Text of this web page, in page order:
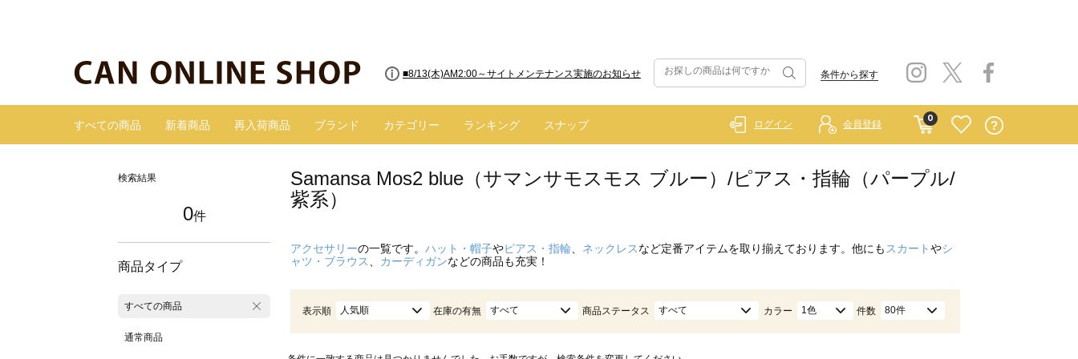
■8/13(木)AM2:00～サイトメンテナンス実施のお知らせ 条件から探す
すべての商品 新着商品 再入荷商品 ブランド カテゴリー ランキング スナップ
0
ログイン 会員登録
検索結果
0件
商品タイプ
すべての商品
通常商品
Samansa Mos2 blue（サマンサモスモス ブルー）/ピアス・指輪（パープル/
紫系）
アクセサリーの一覧です。 ハット・帽子やピアス・指輪 ネックレスなど定番アイテムを取り揃えております。他にも スカートやシ
ャツ・ブラウス
カーディガンなどの商品も充実！
表示順 人気順 在庫の有無 すべて 商品ステータス すべて カラー 1色 件数 80件